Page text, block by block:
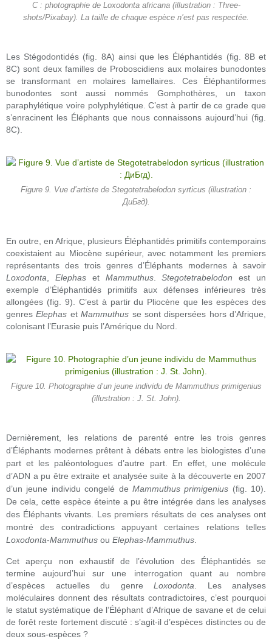
C : photographie de Loxodonta africana (illustration : Three-
shots/Pixabay). La taille de chaque espèce n’est pas respectée.
Les Stégodontidés (fig. 8A) ainsi que les Éléphantidés (fig. 8B et
8C) sont deux familles de Proboscidiens aux molaires bunodontes
se transformant en molaires lamellaires. Ces Éléphantiformes
bunodontes sont aussi nommés Gomphothères, un taxon
paraphylétique voire polyphylétique. C’est à partir de ce grade que
s’enracinent les Éléphants que nous connaissons aujourd’hui (fig.
8C).
Figure 9. Vue d’artiste de Stegotetrabelodon syrticus (illustration :
ДиБгд).
En outre, en Afrique, plusieurs Éléphantidés primitifs contemporains
coexistaient au Miocène supérieur, avec notamment les premiers
représentants des trois genres d’Éléphants modernes à savoir
Loxodonta
Elephaset Mammuthus.Stegotetrabelodon est un
exemple d’Éléphantidés primitifs aux défenses inférieures très
allongées (fig. 9). C’est à partir du Pliocène que les espèces des
genresElephas etMammuthus se sont dispersées hors d’Afrique,
colonisant l’Eurasie puis l’Amérique du Nord.
Figure 10. Photographie d’un jeune individu de Mammuthus primigenius
(illustration : J. St. John).
Dernièrement, les relations de parenté entre les trois genres
d’Éléphants modernes prêtent à débats entre les biologistes d’une
part et les paléontologues d’autre part. En effet, une molécule
d’ADN a pu être extraite et analysée suite à la découverte en 2007
d’un jeune individu congelé de Mammuthus primigenius (fig. 10).
De cela, cette espèce éteinte a pu être intégrée dans les analyses
des Éléphants vivants. Les premiers résultats de ces analyses ont
montré des contradictions appuyant certaines relations telles
Loxodonta-Mammuthus ou Elephas-Mammuthus
Cet aperçu non exhaustif de l’évolution des Éléphantidés se
termine aujourd’hui sur une interrogation quant au nombre
d’espèces actuelles du genre Loxodonta . Les analyses
moléculaires donnent des résultats contradictoires, c’est pourquoi
le statut systématique de l’Éléphant d’Afrique de savane et de celui
de forêt reste fortement discuté : s’agit-il d’espèces distinctes ou de
deux sous-espèces ?